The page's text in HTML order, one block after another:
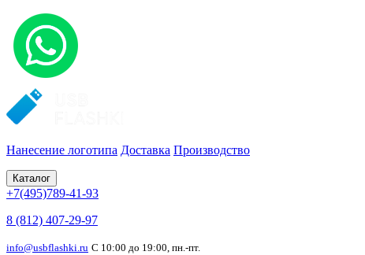
Нанесение логотипа Доставка Производство
Каталог
+7(495)789-41-93
8 (812) 407-29-97
info@usbflashki.ru С 10:00 до 19:00, пн.-пт.